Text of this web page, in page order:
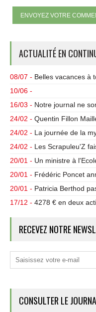
ACTUALITÉ EN
08/07 - Belles vacances à
10/06 -
16/03 - Notre journal ne
24/02 - Quentin Fillon
24/02 - La journée de la
24/02 - Les Scrapuleu'Z
20/01 - Un ministre à
20/01 - Frédéric Poncet
20/01 - Patricia Berthod
17/12 - 4278 € en deux
RECEVEZ NOTRE
CONSULTER LE